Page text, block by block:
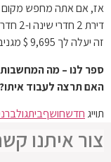
אז, אם אתה מחפש מקום
זה יעלה לך 9,695 $ מגניבים לחודש.
ספר לנו – מה
האם תרצה לעבוד איתו?
תוייג חדשחושףבית
צור איתנו